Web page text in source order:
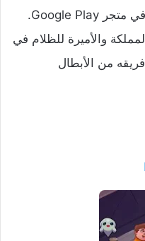
الماضي وحصلت على تقييم 4.2 في متجر Google Play.
والأميرة للظلام في
من الأبطال